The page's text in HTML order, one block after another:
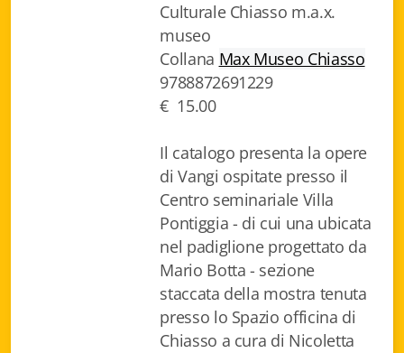
Culturale Chiasso m.a.x.
museo
Collana Max Museo Chiasso
9788872691229
€ 15.00
Il catalogo presenta la opere
di Vangi ospitate presso il
Centro seminariale Villa
Pontiggia - di cui una ubicata
nel padiglione progettato da
Mario Botta - sezione
staccata della mostra tenuta
presso lo Spazio officina di
Chiasso a cura di Nicoletta
EJO- European Journalism Observatory
iQuaderni - fondazioneculturalecollinadoro